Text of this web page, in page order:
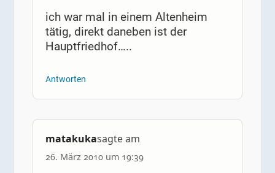
ich war mal in einem Altenheim
tätig, direkt daneben ist der
Hauptfriedhof…..
Antworten
matakukasagte am
26. März 2010 um 19:39